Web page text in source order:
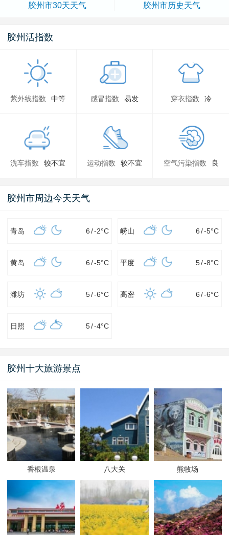
胶州市30天天气 胶州市历史天气
胶州活指数
紫外线指数 中等 感冒指数 易发 穿衣指数 冷
洗车指数 较不宜 运动指数 较不宜 空气污染指数 良
胶州市周边今天天气
青岛 6/-2°C 崂山 6 /-5°C
黄岛 6/-5°C 平度 5/-8°C
潍坊 5/-6°C 高密 6 /-6°C
日照 5/-4°C
胶州十大旅游景点
香根温泉 八大关 熊牧场